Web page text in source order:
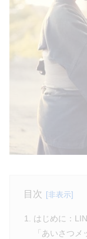
目次
はじめに：
「あいさつメ